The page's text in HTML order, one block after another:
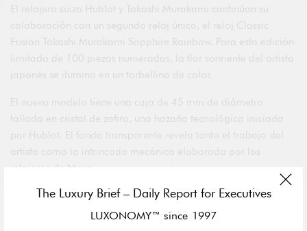
The Luxury Brief – Daily Report for Executives
LUXONOMY™ since 1997
El relojero suizo Hublot y Takashi Murakami continúan su
colaboración con un segundo reloj único, el reloj Classic
Fusion Takashi Murakami Sapphire Rainbow. Para esta edición
limitada de 100 piezas numeradas, la flor sonriente del artista
japonés se ilumina en un torbellino de color.
El nuevo modelo tiene una caja de 45 mm de diámetro
tallada en cristal de zafiro, una hazaña tecnológica iniciada
por Hublot. El fondo transparente revela tanto el trabajo del
artista como la intrincada mecánica elaborada por los
relojeros de Nyon.